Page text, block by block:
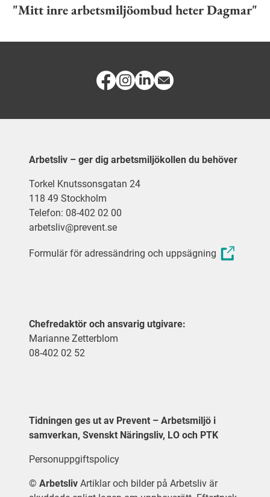
"Mitt inre arbetsmiljöombud heter Dagmar"
Arbetsliv – ger dig arbetsmiljökollen du behöver
Torkel Knutssonsgatan 24
118 49 Stockholm
Telefon: 08-402 02 00
arbetsliv@prevent.se
Formulär för adressändring och uppsägning
Chefredaktör och ansvarig utgivare:
Marianne Zetterblom
08-402 02 52
Tidningen ges ut av Prevent – Arbetsmiljö i
samverkan, Svenskt Näringsliv, LO och PTK
Personuppgiftspolicy
© Arbetsliv Artiklar och bilder på Arbetsliv är